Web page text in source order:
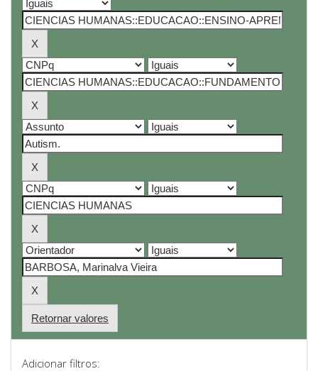
Retornar valores
Adicionar filtros: